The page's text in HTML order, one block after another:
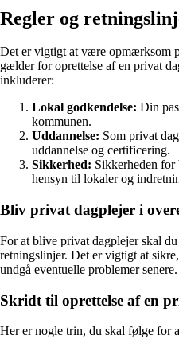
Regler og
Det er vigtigt at være opmærksom
gælder for oprettelse af en privat
inkluderer:
Lokal godkendelse: Din
kommunen.
Uddannelse: Som privat
uddannelse og certificering.
Sikkerhed: Sikkerheden
hensyn til lokaler og
Bliv privat dagplejer i
For at blive privat dagplejer skal
retningslinjer. Det er vigtigt at
undgå eventuelle problemer senere.
Skridt til oprettelse af en
Her er nogle trin, du skal følge for